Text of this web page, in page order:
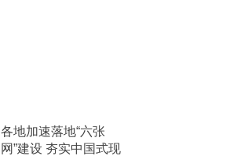
各地加速落地“六张
网”建设 夯实中国式现